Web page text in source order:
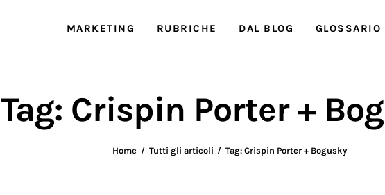
MARKETING RUBRICHE DAL BLOG GLOSSARIO
Tag: Crispin Porter +
Home Tutti gli articoli Tag: Crispin Porter + Bogusky